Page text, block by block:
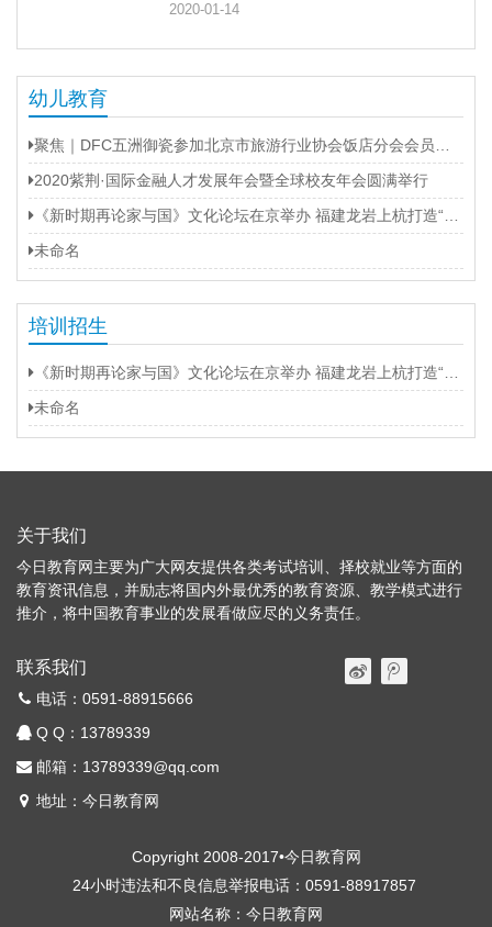
2020-01-14
幼儿教育
聚焦｜DFC五洲御瓷参加北京市旅游行业协会饭店分会会员大会
2020紫荆·国际金融人才发展年会暨全球校友年会圆满举行
《新时期再论家与国》文化论坛在京举办 福建龙岩上杭打造“第二名片”
未命名
培训招生
《新时期再论家与国》文化论坛在京举办 福建龙岩上杭打造“第二名片”
未命名
关于我们
今日教育网主要为广大网友提供各类考试培训、择校就业等方面的
教育资讯信息，并励志将国内外最优秀的教育资源、教学模式进行
推介，将中国教育事业的发展看做应尽的义务责任。
联系我们
电话：0591-88915666
Q Q： 13789339
邮箱：13789339@qq.com
地址：今日教育网
Copyright 2008-2017•今日教育网
24小时违法和不良信息举报电话：0591-88917857
网站名称：今日教育网